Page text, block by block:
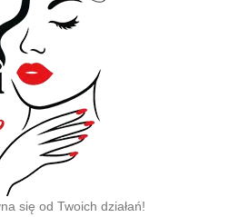
się od Twoich działań!